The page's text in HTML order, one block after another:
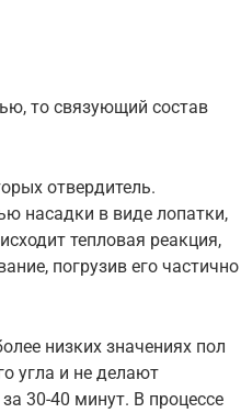
то связующий состав
отвердитель.
насадки в виде лопатки,
тепловая реакция,
погрузив его частично
низких значениях пол
угла и не делают
30-40 минут. В процессе